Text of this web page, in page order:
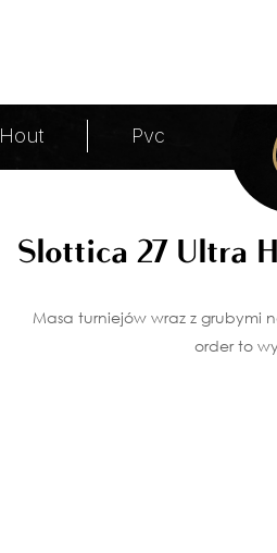
Hout Pvc
Slottica 27 Ultra
Masa turniejów wraz z grubymi
order to